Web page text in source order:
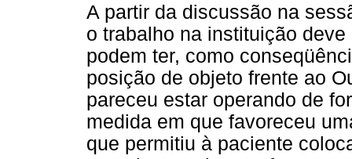
A partir da discussão na
o trabalho na instituição
podem ter, como
posição de objeto frente ao
pareceu estar operando de
medida em que favoreceu
que permitiu à paciente